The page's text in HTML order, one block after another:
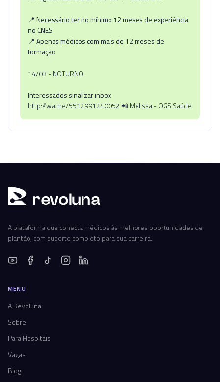
📍Necessário ter no mínimo 12 meses de experiência
no CNES
📍Apenas médicos com mais de 12 meses de
formação
14/03 - NOTURNO
Interessados sinalizar inbox
http://wa.me/5512991240052 📲 Melissa - OGS Saúde
revoluna
A plataforma que conecta médicos às melhores oportunidades de
plantão, com suporte completo para sua carreira.
MENU
A Revoluna
Sobre
Para Hospitais
Vagas
Blog